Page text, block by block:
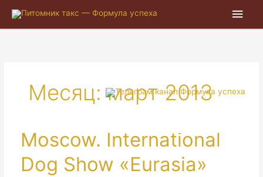
Месяц:март 2013
Moscow. International
Dog Show «Eurasia»